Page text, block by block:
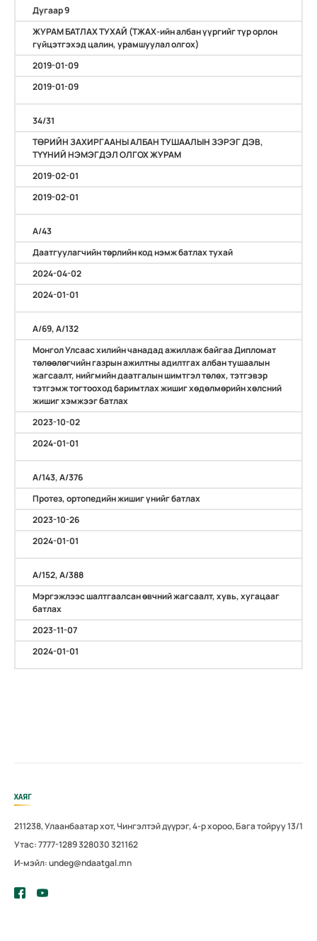
Дугаар 9
ЖУРАМ БАТЛАХ ТУХАЙ (ТЖАХ-ийн албан үүргийг түр орлон
гүйцэтгэхэд цалин, урамшуулал олгох)
2019-01-09
2019-01-09
34/31
ТӨРИЙН ЗАХИРГААНЫ АЛБАН ТУШААЛЫН ЗЭРЭГ ДЭВ,
ТҮҮНИЙ НЭМЭГДЭЛ ОЛГОХ ЖУРАМ
2019-02-01
2019-02-01
A/43
Даатгуулагчийн төрлийн код нэмж батлах тухай
2024-04-02
2024-01-01
А/69, А/132
Монгол Улсаас хилийн чанадад ажиллаж байгаа Дипломат
төлөөлөгчийн газрын ажилтны адилтгах албан тушаалын
жагсаалт, нийгмийн даатгалын шимтгэл төлөх, тэтгэвэр
тэтгэмж тогтооход баримтлах жишиг хөдөлмөрийн хөлсний
жишиг хэмжээг батлах
2023-10-02
2024-01-01
А/143, А/376
Протез, ортопедийн жишиг үнийг батлах
2023-10-26
2024-01-01
А/152, А/388
Мэргэжлээс шалтгаалсан өвчний жагсаалт, хувь, хугацааг
батлах
2023-11-07
2024-01-01
ХАЯГ
211238, Улаанбаатар хот, Чингэлтэй дүүрэг, 4-р хороо, Бага тойруу 13/1
Утас: 7777-1289 328030 321162
И-мэйл: undeg@ndaatgal.mn